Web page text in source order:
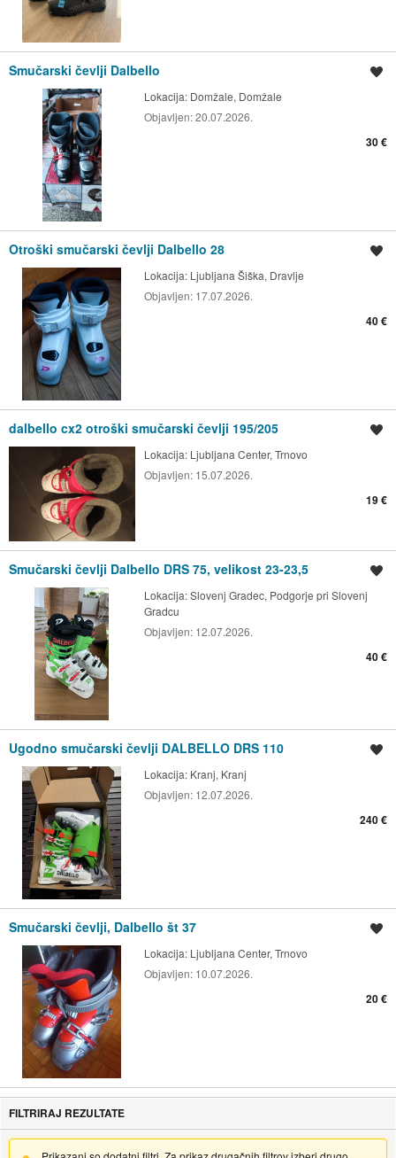
Smučarski čevlji Dalbello
Lokacija: Domžale, Domžale
Objavljen:20.07.2026.
30 €
Otroški smučarski čevlji Dalbello 28
Lokacija: Ljubljana Šiška, Dravlje
Objavljen: 17.07.2026.
40 €
dalbello cx2 otroški smučarski čevlji 195/205
Lokacija: Ljubljana Center, Trnovo
Objavljen: 15.07.2026.
19 €
Smučarski čevlji Dalbello DRS 75, velikost 23-23,5
Lokacija:Slovenj Gradec, Podgorje pri Slovenj
Gradcu
Objavljen: 12.07.2026.
40 €
Ugodno smučarski čevlji DALBELLO DRS 110
Lokacija: Kranj, Kranj
Objavljen: 12.07.2026.
240 €
Smučarski čevlji, Dalbello št 37
Lokacija: Ljubljana Center, Trnovo
Objavljen: 10.07.2026.
20 €
FILTRIRAJ REZULTATE